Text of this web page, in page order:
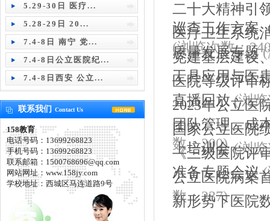
5.29-30日 医疗...
5.28-29日 20...
7.4-8日 南宁 党...
7.4-8日公立医院纪...
7.4-8日西安 公立...
联系我们 Contact Us
158教育
电话号码：13699268823
手机号码：13699268823
联系邮箱：1500768696@qq.com
网站网址：www.158jy.com
学校地址：西城区马连道路9号
二十大精神引
巡查工作方案
(浏览次数：
医疗卫生系统
质量发展专题
党建基层建设
工具应用与医
医院等级评审
直播回放 (浏
2023年公立医
团队管理、成
数：200)
国家公立医院
上培训会 (浏
《三级医院评
准备专题会议
公立医院病案
数：237)
新形势下医院